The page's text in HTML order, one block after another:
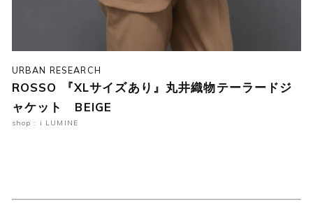
URBAN RESEARCH
ROSSO 『XLサイズあり』丸井織物テーラードジ
ャケット BEIGE
shop : i LUMINE